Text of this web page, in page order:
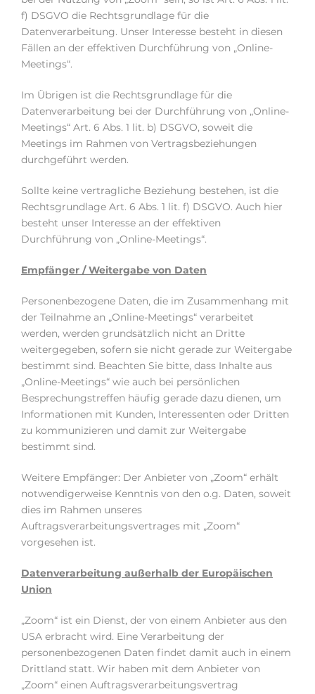
f) DSGVO die Rechtsgrundlage für die
Datenverarbeitung. Unser Interesse besteht in diesen
Fällen an der effektiven Durchführung von „Online-
Meetings“.
Im Übrigen ist die Rechtsgrundlage für die
Datenverarbeitung bei der Durchführung von „Online-
Meetings“ Art. 6 Abs. 1 lit. b) DSGVO, soweit die
Meetings im Rahmen von Vertragsbeziehungen
durchgeführt werden.
Sollte keine vertragliche Beziehung bestehen, ist die
Rechtsgrundlage Art. 6 Abs. 1 lit. f) DSGVO. Auch hier
besteht unser Interesse an der effektiven
Durchführung von „Online-Meetings“.
Empfänger / Weitergabe von Daten
Personenbezogene Daten, die im Zusammenhang mit
der Teilnahme an „Online-Meetings“ verarbeitet
werden, werden grundsätzlich nicht an Dritte
weitergegeben, sofern sie nicht gerade zur Weitergabe
bestimmt sind. Beachten Sie bitte, dass Inhalte aus
„Online-Meetings“ wie auch bei persönlichen
Besprechungstreffen häufig gerade dazu dienen, um
Informationen mit Kunden, Interessenten oder Dritten
zu kommunizieren und damit zur Weitergabe
bestimmt sind.
Weitere Empfänger: Der Anbieter von „Zoom“ erhält
notwendigerweise Kenntnis von den o.g. Daten, soweit
dies im Rahmen unseres
Auftragsverarbeitungsvertrages mit „Zoom“
vorgesehen ist.
Datenverarbeitung außerhalb der Europäischen
Union
„Zoom“ ist ein Dienst, der von einem Anbieter aus den
USA erbracht wird. Eine Verarbeitung der
personenbezogenen Daten findet damit auch in einem
Drittland statt. Wir haben mit dem Anbieter von
„Zoom“ einen Auftragsverarbeitungsvertrag